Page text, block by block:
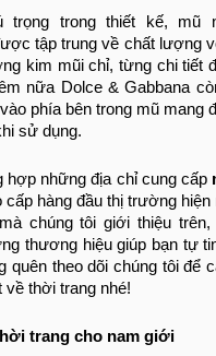
trọng trong thiết kế, mũ
tập trung về chất lượng
kim mũi chỉ, từng chi tiết
nữa Dolce & Gabbana
phía bên trong mũ mang
sử dụng.
hợp những địa chỉ cung cấp
hàng đầu thị trường hiện
chúng tôi giới thiệu
thương hiệu giúp bạn tự
quên theo dõi chúng tôi để
thời trang nhé!
trang cho nam giới